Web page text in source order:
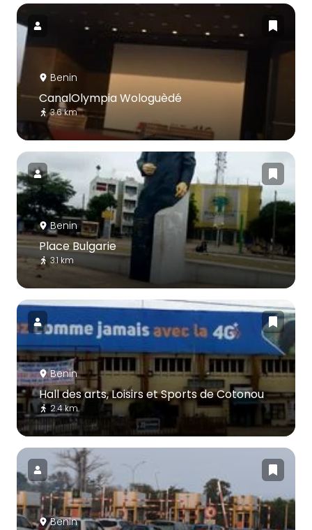
Benin
CanalOlympia Wologuèdé
3.6 km
Benin
Place Bulgarie
3.1 km
Benin
Hall des arts, Loisirs et Sports de Cotonou
2.4 km
Benin